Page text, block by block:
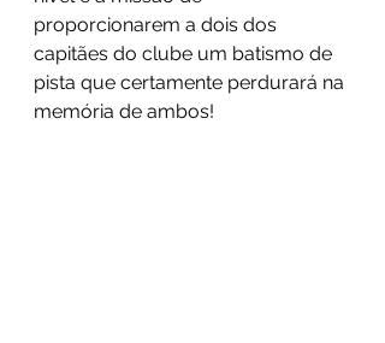
proporcionarem a dois dos
capitães do clube um batismo de
pista que certamente perdurará na
memória de ambos!